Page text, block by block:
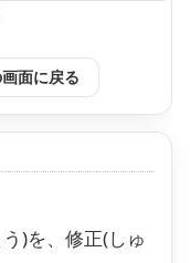
面に戻る
)を、修正(しゅ